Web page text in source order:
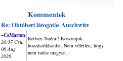
Kommentek
Re: Októberi látogatás Auschwitz
~CsMarton
20:37 Csü,
06 Aug
2026
Kedves Noémi! Köszönjük
hozzászólásaidat. Nem véletlen, hogy
nem tudsz magyar...